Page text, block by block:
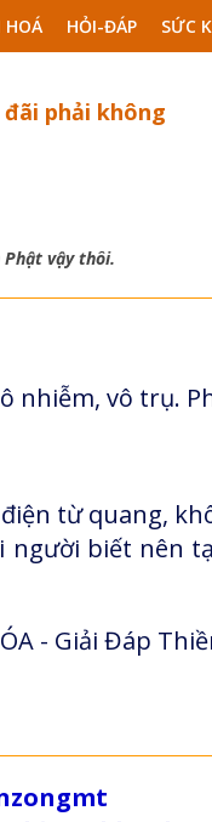
HOÁ HỎI-ĐÁP SỨC
phải không
vậy thôi.
nhiễm, vô trụ.
từ quang,
người biết nên
- Giải Đáp